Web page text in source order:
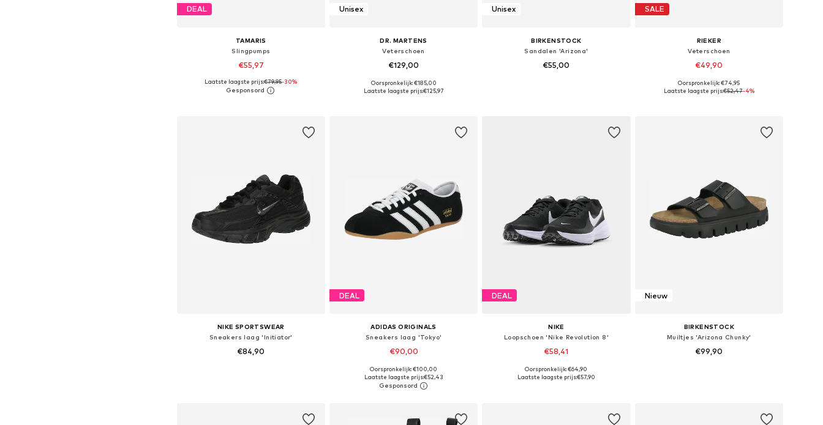
DEAL
TAMARIS
Slingpumps
€55,97
Beschikbare maten: 36, 37, 38, 39, 40, 41
Laatste laagste prijs:€79,95-30%
Unisex
DR. MARTENS
Veterschoen
€129,00
Beschikbaar in vele maten
Oorspronkelijk: €185,00
Laatste laagste prijs:€125,97
Unisex
BIRKENSTOCK
Sandalen 'Arizona'
€55,00
SALE
RIEKER
Veterschoen
€49,90
Beschikbare maten: 36, 37, 38, 39, 40, 41
Oorspronkelijk: €74,95
Laatste laagste prijs:€52,47-4%
NIKE SPORTSWEAR
Sneakers laag 'Initiator'
€84,90
DEAL
ADIDAS ORIGINALS
Sneakers laag 'Tokyo'
€90,00
+3
Beschikbaar in vele maten
In winkelmandje
Oorspronkelijk: €100,00
Laatste laagste prijs:€52,43
DEAL
NIKE
Loopschoen 'Nike Revolution 8'
€58,41
+2
Beschikbaar in vele maten
Oorspronkelijk: €64,90
Laatste laagste prijs:€57,90
Nieuw
BIRKENSTOCK
Muiltjes 'Arizona Chunky'
€99,90